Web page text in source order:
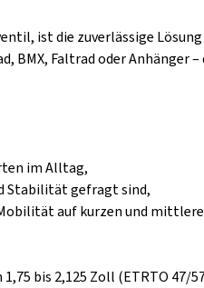
ist die zuverlässige
BMX, Faltrad oder Anhänger
im Alltag,
Stabilität gefragt sind,
auf kurzen und
bis 2,125 Zoll (ETRTO 47/